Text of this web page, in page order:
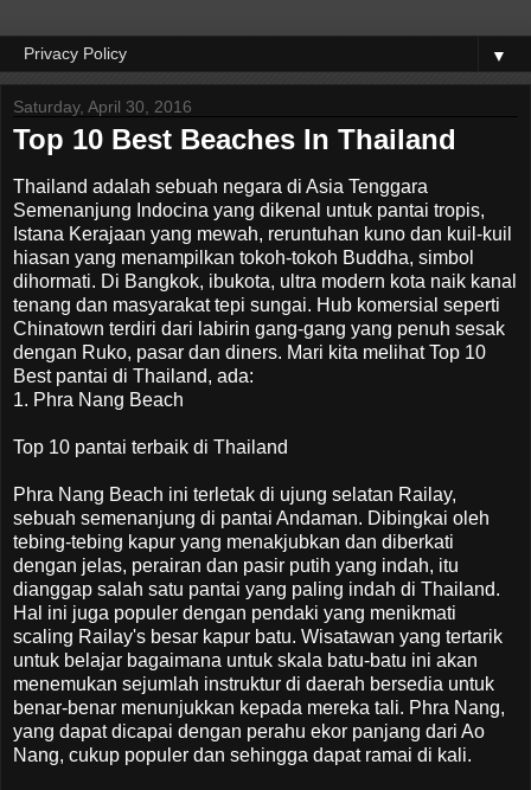
▼
Saturday, April 30, 2016
Top 10 Best Beaches In Thailand
Thailand adalah sebuah negara di Asia Tenggara
Semenanjung Indocina yang dikenal untuk pantai tropis,
Istana Kerajaan yang mewah, reruntuhan kuno dan kuil-kuil
hiasan yang menampilkan tokoh-tokoh Buddha, simbol
dihormati. Di Bangkok, ibukota, ultra modern kota naik kanal
tenang dan masyarakat tepi sungai. Hub komersial seperti
Chinatown terdiri dari labirin gang-gang yang penuh sesak
dengan Ruko, pasar dan diners. Mari kita melihat Top 10
Best pantai di Thailand, ada:
1. Phra Nang Beach
Top 10 pantai terbaik di Thailand
Phra Nang Beach ini terletak di ujung selatan Railay,
sebuah semenanjung di pantai Andaman. Dibingkai oleh
tebing-tebing kapur yang menakjubkan dan diberkati
dengan jelas, perairan dan pasir putih yang indah, itu
dianggap salah satu pantai yang paling indah di Thailand.
Hal ini juga populer dengan pendaki yang menikmati
scaling Railay's besar kapur batu. Wisatawan yang tertarik
untuk belajar bagaimana untuk skala batu-batu ini akan
menemukan sejumlah instruktur di daerah bersedia untuk
benar-benar menunjukkan kepada mereka tali. Phra Nang,
yang dapat dicapai dengan perahu ekor panjang dari Ao
Nang, cukup populer dan sehingga dapat ramai di kali.